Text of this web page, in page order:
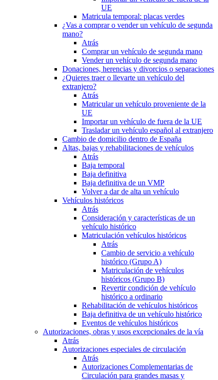
UE
Matricula temporal: placas verdes
¿Vas a comprar o vender un vehículo de segunda
mano?
Atrás
Comprar un vehículo de segunda mano
Vender un vehículo de segunda mano
Donaciones, herencias y divorcios o separaciones
¿Quieres traer o llevarte un vehículo del
extranjero?
Atrás
Matricular un vehículo proveniente de la
UE
Importar un vehículo de fuera de la UE
Trasladar un vehículo español al extranjero
Cambio de domicilio dentro de España
Altas, bajas y rehabilitaciones de vehículos
Atrás
Baja temporal
Baja definitiva
Baja definitiva de un VMP
Volver a dar de alta un vehículo
Vehículos históricos
Atrás
Consideración y características de un
vehículo histórico
Matriculación vehículos históricos
Atrás
Cambio de servicio a vehículo
histórico (Grupo A)
Matriculación de vehículos
históricos (Grupo B)
Revertir condición de vehículo
histórico a ordinario
Rehabilitación de vehículos históricos
Baja definitiva de un vehículo histórico
Eventos de vehículos históricos
Autorizaciones, obras y usos excepcionales de la vía
Atrás
Autorizaciones especiales de circulación
Atrás
Autorizaciones Complementarias de
Circulación para grandes masas y